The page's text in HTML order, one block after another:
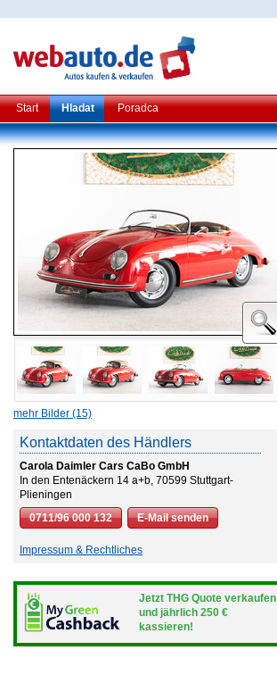
Start Hladat Poradca
mehr Bilder (15)
Kontaktdaten des Händlers
Carola Daimler Cars CaBo GmbH
In den Entenäckern 14 a+b, 70599 Stuttgart-
Plieningen
0711/96 000 132
E-Mail senden
Impressum & Rechtliches
Jetzt THG Quote verkaufen
und jährlich 250 €
kassieren!